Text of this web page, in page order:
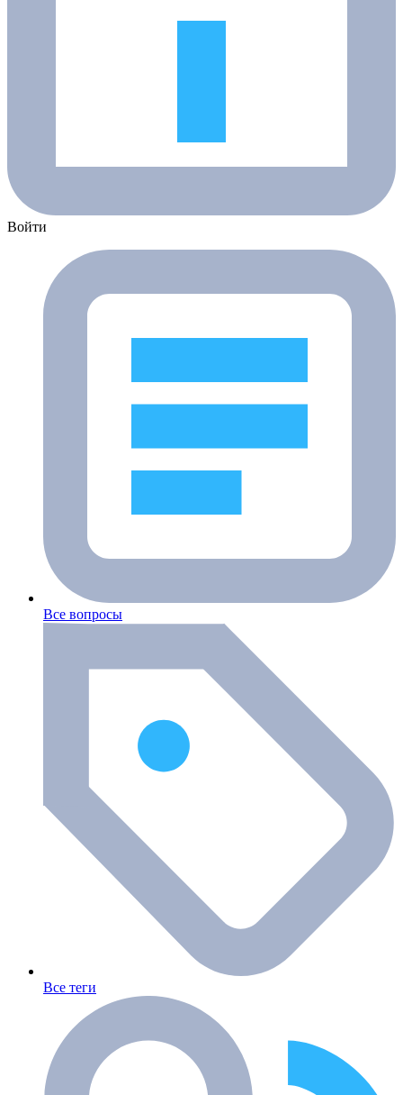
Войти
Все вопросы
Все теги